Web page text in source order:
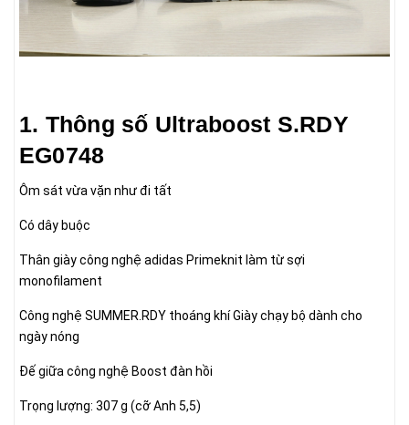
1. Thông số Ultraboost S.RDY
EG0748
Ôm sát vừa vặn như đi tất
Có dây buộc
Thân giày công nghệ adidas Primeknit làm từ sợi
monofilament
Công nghệ SUMMER.RDY thoáng khí Giày chạy bộ dành cho
ngày nóng
Đế giữa công nghệ Boost đàn hồi
Trọng lượng: 307 g (cỡ Anh 5,5)